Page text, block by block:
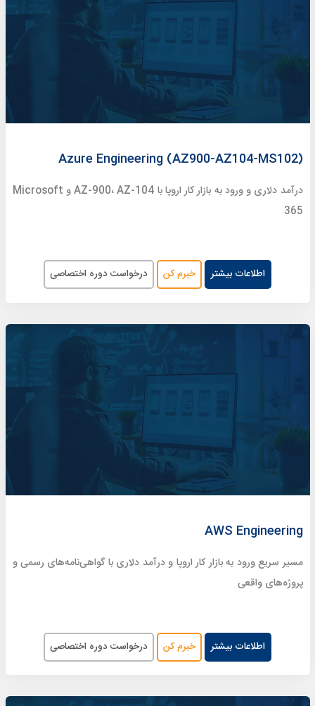
Azure Engineering (AZ900-AZ104-MS102)
درآمد دلاری و ورود به بازار کار اروپا با AZ-900، AZ-104 و Microsoft
365
اطلاعات بیشتر خبرم کن درخواست دوره اختصاصی
AWS Engineering
مسیر سریع ورود به بازار کار اروپا و درآمد دلاری با گواهی‌نامه‌های رسمی و
پروژه‌های واقعی
اطلاعات بیشتر خبرم کن درخواست دوره اختصاصی